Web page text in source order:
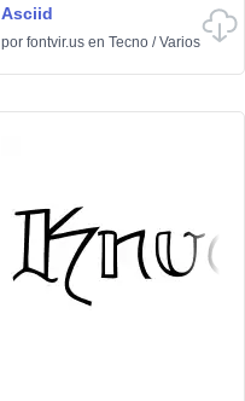
Asciid
por fontvir.us en Tecno /Varios